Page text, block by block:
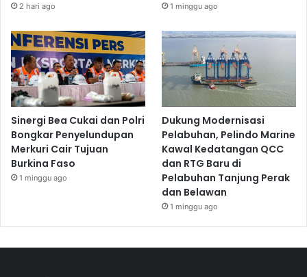
2 hari ago 1 minggu ago
Sinergi Bea Cukai dan Polri
Bongkar Penyelundupan
Merkuri Cair Tujuan
Burkina Faso
1 minggu ago
Dukung Modernisasi
Pelabuhan, Pelindo Marine
Kawal Kedatangan QCC
dan RTG Baru di
Pelabuhan Tanjung Perak
dan Belawan
1 minggu ago